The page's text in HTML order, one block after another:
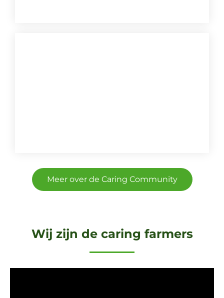
Meer over de Caring Community
Wij zijn de caring farmers